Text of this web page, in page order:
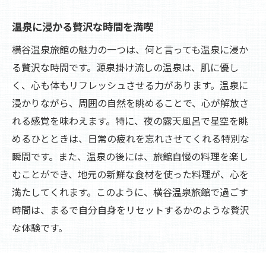
家族旅行に最適な温泉旅館の魅力
パートナーと過ごすロマンチックな時間
心のこもったサービスで迎える特別な日
横谷温泉旅館で見つける静寂の中の贅沢な時間
静寂を楽しむための特別な空間
贅沢な時間を演出する施設の魅力
心を落ち着ける自然音と温泉
プライベート空間での贅沢な寛ぎ
贅沢なひと時を過ごすためのヒント
心静かに過ごす旅館でのひと時
心に残る旅を横谷温泉旅館で体感する
温泉に浸かる贅沢な時間を満喫
横谷温泉旅館の魅力の一つは、何と言っても温泉に浸か
る贅沢な時間です。源泉掛け流しの温泉は、肌に優し
く、心も体もリフレッシュさせる力があります。温泉に
浸かりながら、周囲の自然を眺めることで、心が解放さ
れる感覚を味わえます。特に、夜の露天風呂で星空を眺
めるひとときは、日常の疲れを忘れさせてくれる特別な
瞬間です。また、温泉の後には、旅館自慢の料理を楽し
むことができ、地元の新鮮な食材を使った料理が、心を
満たしてくれます。このように、横谷温泉旅館で過ごす
時間は、まるで自分自身をリセットするかのような贅沢
な体験です。